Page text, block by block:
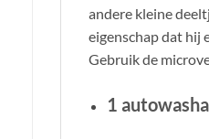
andere kleine
eigenschap dat hij
Gebruik de
1